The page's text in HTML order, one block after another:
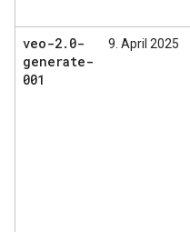
veo-2. 0-
generate-
001
9. April 2025